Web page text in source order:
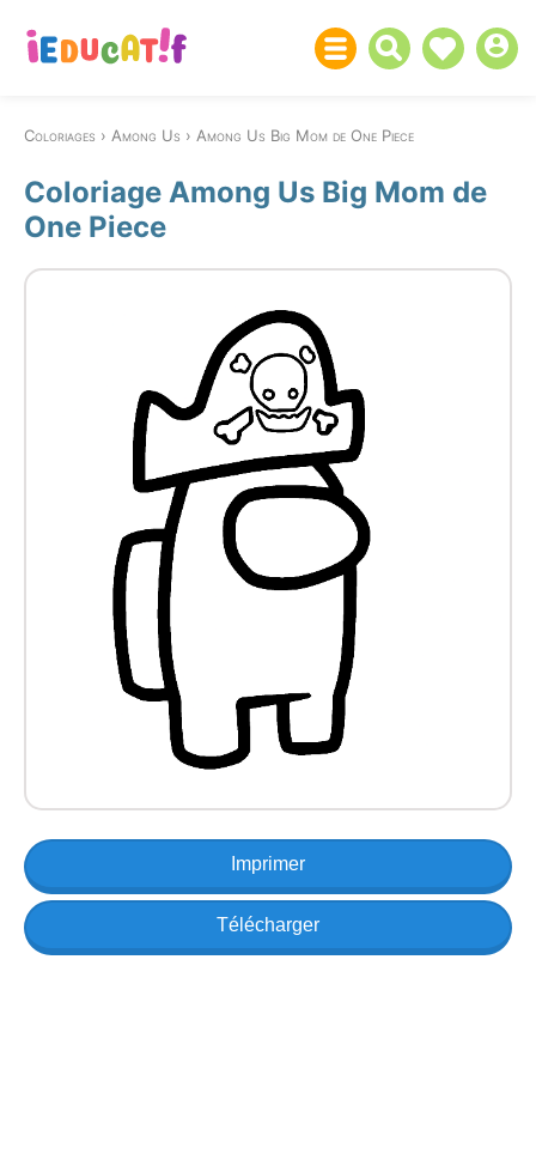
Coloriages Among Us Among Us Big Mom de One Piece
Coloriage Among Us Big Mom de
One Piece
Imprimer
Télécharger